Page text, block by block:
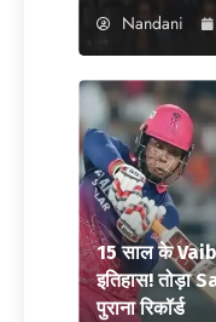
Nandani
15 साल के
इतिहास! तोड़ा
पुराना रिकॉर्ड